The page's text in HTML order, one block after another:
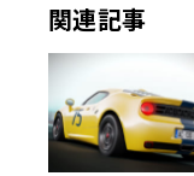
関連記事